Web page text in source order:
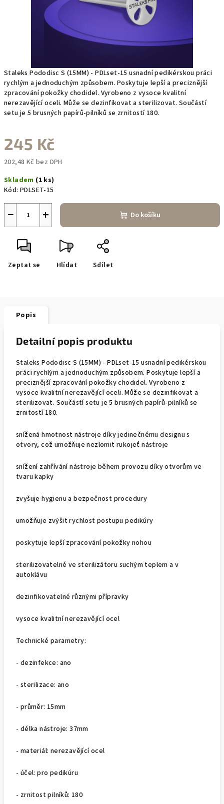
Staleks Pododisc S (15MM) - PDLset-15 usnadní pedikérskou práci
rychlým a jednoduchým způsobem. Poskytuje lepší a preciznější
zpracování pokožky chodidel. Vyrobeno z vysoce kvalitní
nerezavějící oceli. Může se dezinfikovat a sterilizovat. Součástí
setu je 5 brusných papírů-pilníků se zrnitostí 180.
245 Kč
202,48 Kč bez DPH
cena:
Skladem (1 ks)
Kód: PDLSET-15
+
− Do košíku
Zeptat se Hlídat Sdílet
Popis
Detailní popis produktu
Staleks Pododisc S (15MM) - PDLset-15 usnadní pedikérskou
práci rychlým a jednoduchým způsobem. Poskytuje lepší a
preciznější zpracování pokožky chodidel. Vyrobeno z
vysoce kvalitní nerezavějící oceli. Může se dezinfikovat a
sterilizovat. Součástí setu je 5 brusných papírů-pilníků se
zrnitostí 180.
snížená hmotnost nástroje díky jedinečnému designu s
otvory, což umožňuje nezlomit rukojeť nástroje
snížení zahřívání nástroje během provozu díky otvorům ve
tvaru kapky
zvyšuje hygienu a bezpečnost procedury
umožňuje zvýšit rychlost postupu pedikúry
poskytuje lepší zpracování pokožky nohou
sterilizovatelné ve sterilizátoru suchým teplem a v
autoklávu
dezinfikovatelné různými přípravky
vysoce kvalitní nerezavějící ocel
Technické parametry:
- dezinfekce: ano
- sterilizace: ano
- průměr: 15mm
- délka nástroje: 37mm
- materiál: nerezavějící ocel
- účel: pro pedikúru
- zrnitost pilníků: 180